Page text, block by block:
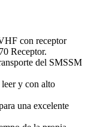
con receptor
Receptor.
del SMSSM
y con alto
una excelente